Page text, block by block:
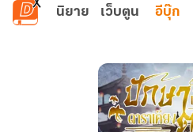
ข้ามไปยังเนื้อหาหลัก
นิยาย เว็บตูน อีบุ๊ก